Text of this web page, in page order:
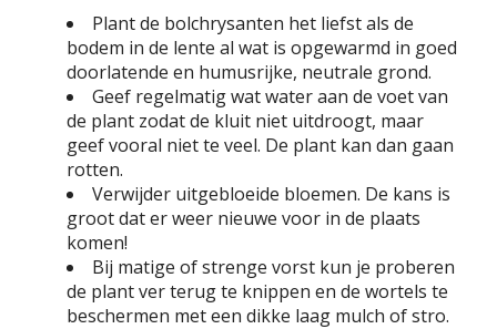
Plant de bolchrysanten het liefst als de
bodem in de lente al wat is opgewarmd in goed
doorlatende en humusrijke, neutrale grond.
Geef regelmatig wat water aan de voet van
de plant zodat de kluit niet uitdroogt, maar
geef vooral niet te veel. De plant kan dan gaan
rotten.
Verwijder uitgebloeide bloemen. De kans is
groot dat er weer nieuwe voor in de plaats
komen!
Bij matige of strenge vorst kun je proberen
de plant ver terug te knippen en de wortels te
beschermen met een dikke laag mulch of stro.